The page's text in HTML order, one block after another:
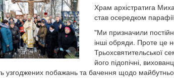
Храм архістратига
став осередком
"Ми призначили
інші обряди. Проте це
Трьохсвятительської
його підопічні,
узгоджених побажань та бачення щодо